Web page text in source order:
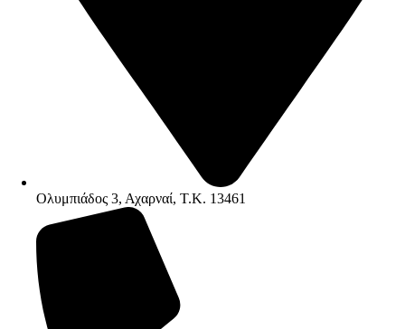
Ολυμπιάδος 3, Αχαρναί, Τ.Κ. 13461